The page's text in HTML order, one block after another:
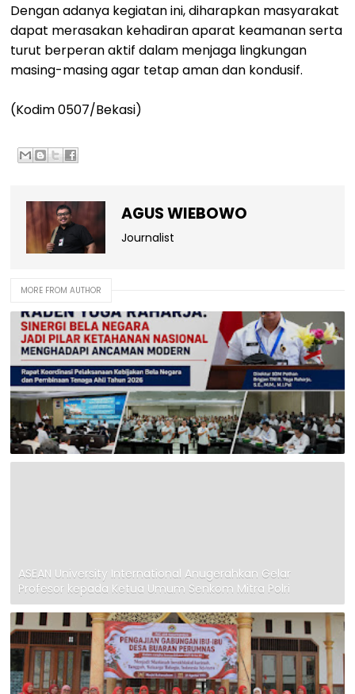
Dengan adanya kegiatan ini, diharapkan masyarakat
dapat merasakan kehadiran aparat keamanan serta
turut berperan aktif dalam menjaga lingkungan
masing-masing agar tetap aman dan kondusif.
(Kodim 0507/Bekasi)
AGUS WIEBOWO
Journalist
MORE FROM AUTHOR
ASEAN University International Anugerahkan Gelar
Profesor kepada Ketua Umum Senkom Mitra Polri